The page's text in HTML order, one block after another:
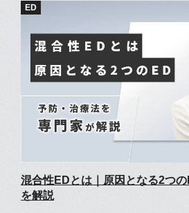
器質性EDは、生活習慣と密接な関係
クリニックによる治療にくわえて、
善も大切です。 この記事では、器質
活習慣との関係について解説していき
混合性EDとは｜原因となる2つ
を解説